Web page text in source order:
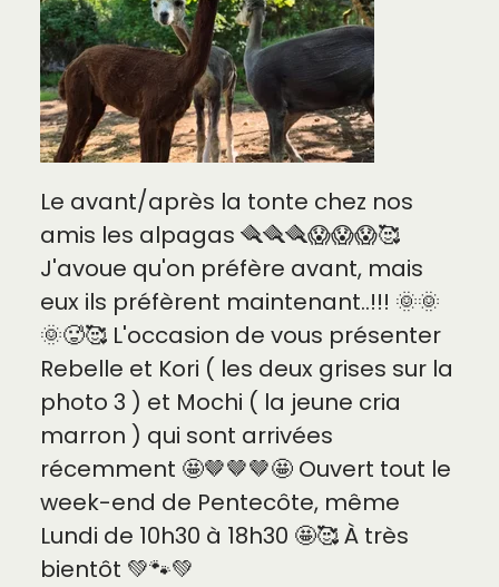
Le avant/après la tonte chez nos
amis les alpagas 🪮🪮🪮😱😱😱🥰
J'avoue qu'on préfère avant, mais
eux ils préfèrent maintenant..!!! 🌞🌞
🌞🥵🥰 L'occasion de vous présenter
Rebelle et Kori ( les deux grises sur la
photo 3 ) et Mochi ( la jeune cria
marron ) qui sont arrivées
récemment 🤩🤎🤎🤎🤩 Ouvert tout le
week-end de Pentecôte, même
Lundi de 10h30 à 18h30 🤩🥰 À très
bientôt 💚🐾💚